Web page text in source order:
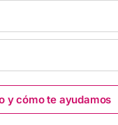
y cómo te ayudamos